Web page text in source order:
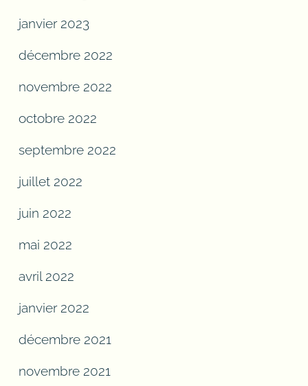
janvier 2023
décembre 2022
novembre 2022
octobre 2022
septembre 2022
juillet 2022
juin 2022
mai 2022
avril 2022
janvier 2022
décembre 2021
novembre 2021